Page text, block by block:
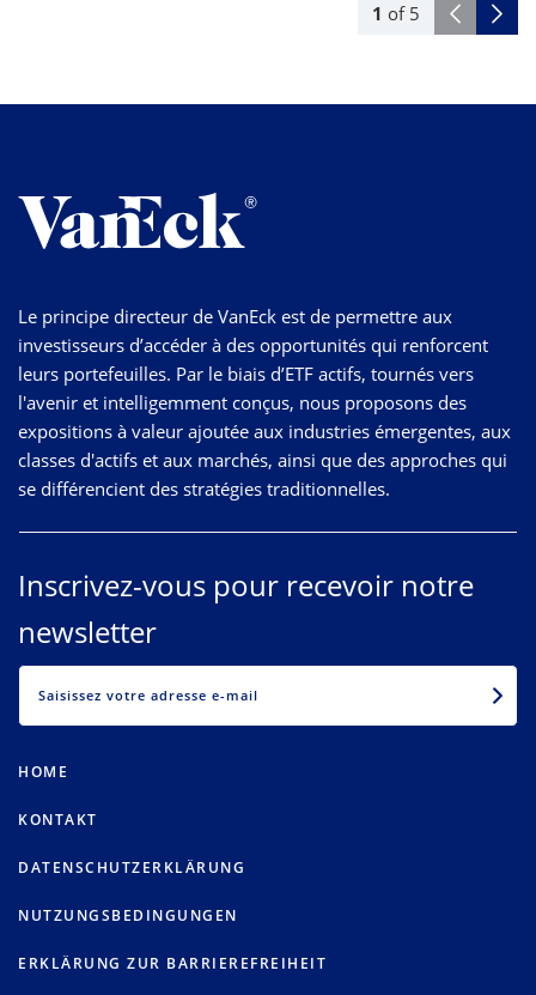
1 of 5
Le principe directeur de VanEck est de permettre aux
investisseurs d’accéder à des opportunités qui renforcent
leurs portefeuilles. Par le biais d’ETF actifs, tournés vers
l'avenir et intelligemment conçus, nous proposons des
expositions à valeur ajoutée aux industries émergentes, aux
classes d'actifs et aux marchés, ainsi que des approches qui
se différencient des stratégies traditionnelles.
Inscrivez-vous pour recevoir notre
newsletter
HOME
KONTAKT
DATENSCHUTZERKLÄRUNG
NUTZUNGSBEDINGUNGEN
ERKLÄRUNG ZUR BARRIEREFREIHEIT